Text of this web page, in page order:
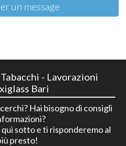
un message
- Lavorazioni
Bari
Hai bisogno di consigli
qui sotto e ti risponderemo al
presto!